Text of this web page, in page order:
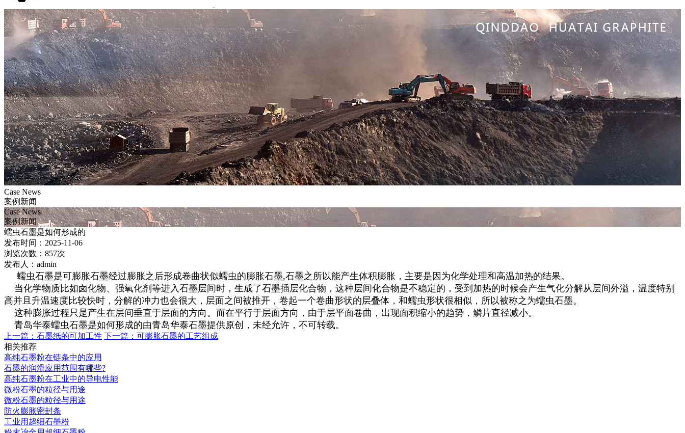
Case News
案例新闻
Case News
案例新闻
蠕虫石墨是如何形成的
发布时间：2025-11-06
浏览次数：857次
发布人：admin
蠕虫石墨是可膨胀石墨经过膨胀之后形成卷曲状似蠕虫的膨胀石墨,石墨之所以能产生体积膨胀，主要是因为化学处理和高温加热的结果。
当化学物质比如卤化物、强氧化剂等进入石墨层间时，生成了石墨插层化合物，这种层间化合物是不稳定的，受到加热的时候会产生气化分解从层间外溢，温度特别
高并且升温速度比较快时，分解的冲力也会很大，层面之间被推开，卷起一个卷曲形状的层叠体，和蠕虫形状很相似，所以被称之为蠕虫石墨。
这种膨胀过程只是产生在层间垂直于层面的方向。而在平行于层面方向，由于层平面卷曲，出现面积缩小的趋势，鳞片直径减小。
青岛华泰蠕虫石墨是如何形成的由青岛华泰石墨提供原创，未经允许，不可转载。
上一篇： 石墨纸的可加工性 下一篇： 可膨胀石墨的工艺组成
相关推荐
高纯石墨粉在链条中的应用
石墨的润滑应用范围有哪些?
高纯石墨粉在工业中的导电性能
微粉石墨的粒径与用途
微粉石墨的粒径与用途
防火膨胀密封条
工业用超细石墨粉